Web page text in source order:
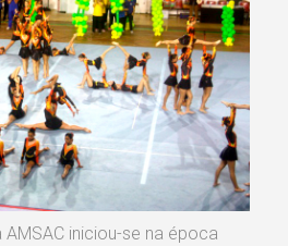
iniciou-se na época